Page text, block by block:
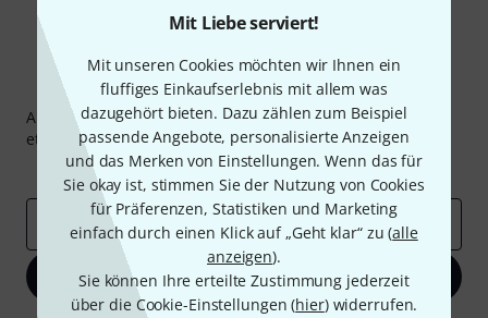
Mit Liebe serviert!
Mit unseren Cookies möchten wir Ihnen ein
fluffiges Einkaufserlebnis mit allem was
dazugehört bieten. Dazu zählen zum Beispiel
passende Angebote, personalisierte Anzeigen
und das Merken von Einstellungen. Wenn das für
Sie okay ist, stimmen Sie der Nutzung von Cookies
für Präferenzen, Statistiken und Marketing
einfach durch einen Klick auf „Geht klar“ zu (alle
anzeigen).
Sie können Ihre erteilte Zustimmung jederzeit
über die Cookie-Einstellungen (hier) widerrufen.
Thomann Newsletter
Abonniere den Thomann Newsletter und gewinne mit
etwas Glück einen von50 Gutscheinenüber jeweils50€
Inspirierende Beiträge
Deals Thomann Insights
E-Mail-Adresse
Jetzt anmelden